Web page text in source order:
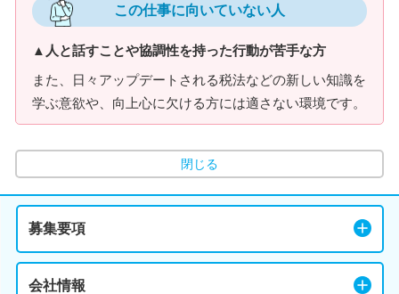
この仕事に向いていない人
▲人と話すことや協調性を持った行動が苦手な方
また、日々アップデートされる税法などの新しい知識を
学ぶ意欲や、向上心に欠ける方には適さない環境です。
閉じる
募集要項
会社情報